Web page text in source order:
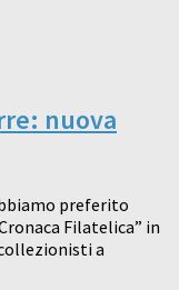
nuova
preferito
Filatelica” in
a